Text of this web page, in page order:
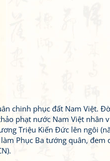
chinh phục đất Nam Việt.
phạt nước Nam Việt nhân
Triệu Kiến Đức lên ngôi
Phục Ba tướng quân, đem